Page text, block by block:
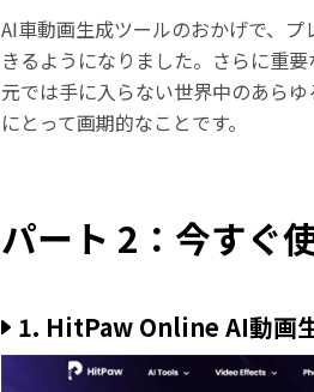
AI車動画生成ツールのおかげで、
きるようになりました。さらに重
元では手に入らない世界中のあら
にとって画期的なことです。
パート 2：今すぐ
1. HitPaw Online AI動画